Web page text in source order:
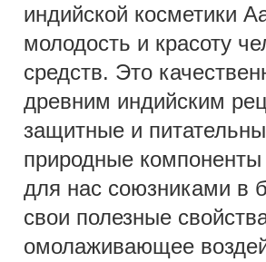
индийской косметики
молодость и красоту
средств. Это
древним индийским
защитные и
природные
для нас союзниками в
свои полезные
омолаживающее